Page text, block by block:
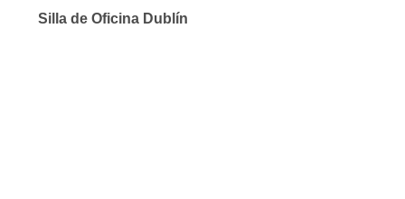
Silla de Oficina Dublín